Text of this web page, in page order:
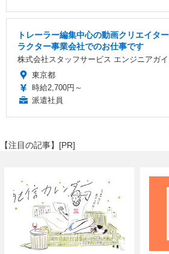
トレーラー編集中心の動画クリエイタ
ラクター事業会社でのお仕事です
株式会社スタッフサービス エンジニアガ
東京都
時給2,700円～
派遣社員
【注目の記事】[PR]